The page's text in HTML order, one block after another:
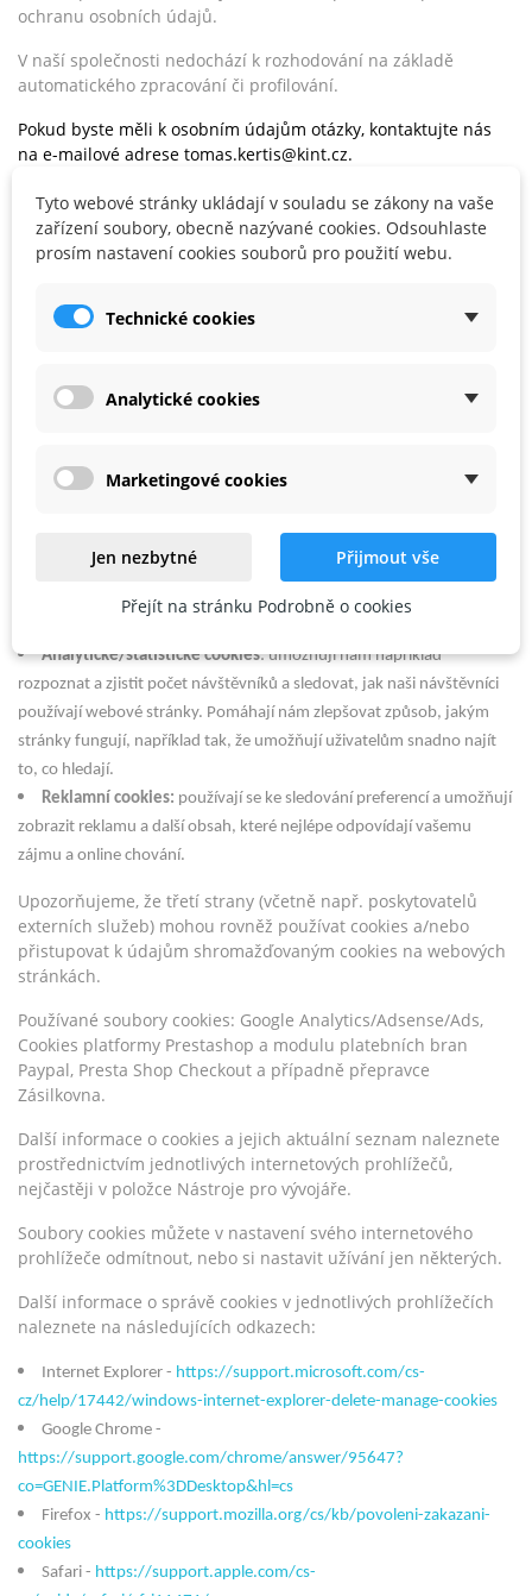
ochranu osobních údajů.
V naší společnosti nedochází k rozhodování na základě
automatického zpracování či profilování.
Pokud byste měli k osobním údajům otázky, kontaktujte nás
na e-mailové adrese tomas.kertis@kint.cz.
IV. Používání Souborů Cookies
Cookies jsou textové soubory obsahující malé množství
informací, které se při návštěvě našich webových stránek
každé další návštěvě odesílají zpět na webovou stránku nebo
jinou webovou stránku, která je rozpozná.
Soubory cookies plní různé úlohy, například umožňují
efektivní navigaci mezi webovými stránkami, zapamatování si
lépe přizpůsobené Vaší osobě a Vaším zájmům.
Nezbytné cookies
: jsou zapotřebí k provozu webových stránek,
umožňují například přihlásit se do zabezpečených částí stránek a další
Analytické/statistické cookies: umožňují nám například
rozpoznat a zjistit počet návštěvníků a sledovat, jak naši návštěvníci
používají webové stránky. Pomáhají nám zlepšovat způsob, jakým
stránky fungují, například tak, že umožňují uživatelům snadno najít
to, co hledají.
Reklamní cookies: používají se ke sledování preferencí a umožňují
zobrazit reklamu a další obsah, které nejlépe odpovídají vašemu
zájmu a online chování.
Upozorňujeme, že třetí strany (včetně např. poskytovatelů
externích služeb) mohou rovněž používat cookies a/nebo
přistupovat k údajům shromažďovaným cookies na webových
stránkách.
Používané soubory cookies: Google Analytics/Adsense/Ads,
Cookies platformy Prestashop a modulu platebních bran
Paypal, Presta Shop Checkout a případně přepravce
Zásilkovna.
Další informace o cookies a jejich aktuální seznam naleznete
prostřednictvím jednotlivých internetových prohlížečů,
nejčastěji v položce Nástroje pro vývojáře.
Soubory cookies můžete v nastavení svého internetového
prohlížeče odmítnout, nebo si nastavit užívání jen některých.
Další informace o správě cookies v jednotlivých prohlížečích
naleznete na následujících odkazech:
Internet Explorer - https://support.microsoft.com/cs-
cz/help/17442/windows-internet-explorer-delete-manage-cookies
Google Chrome -
https://support.google.com/chrome/answer/95647?
co=GENIE.Platform%3DDesktop&hl=cs
Firefox - https://support.mozilla.org/cs/kb/povoleni-zakazani-
cookies
Safari - https://support.apple.com/cs-
Tyto webové stránky ukládají v souladu se zákony na vaše
zařízení soubory, obecně nazývané cookies. Odsouhlaste
prosím nastavení cookies souborů pro použití webu.
Technické cookies
Analytické cookies
Marketingové cookies
Jen nezbytné Přijmout vše
Přejít na stránku Podrobně o cookies